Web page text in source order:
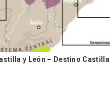
y León – Destino Castilla